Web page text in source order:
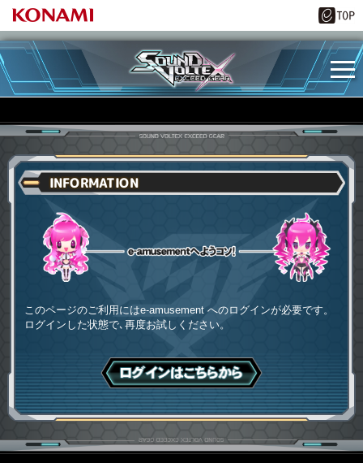
INFORMATION
このページのご利用にはe-amusement へのログインが必要です。
ログインした状態で､再度お試しください。
ログインはこちら